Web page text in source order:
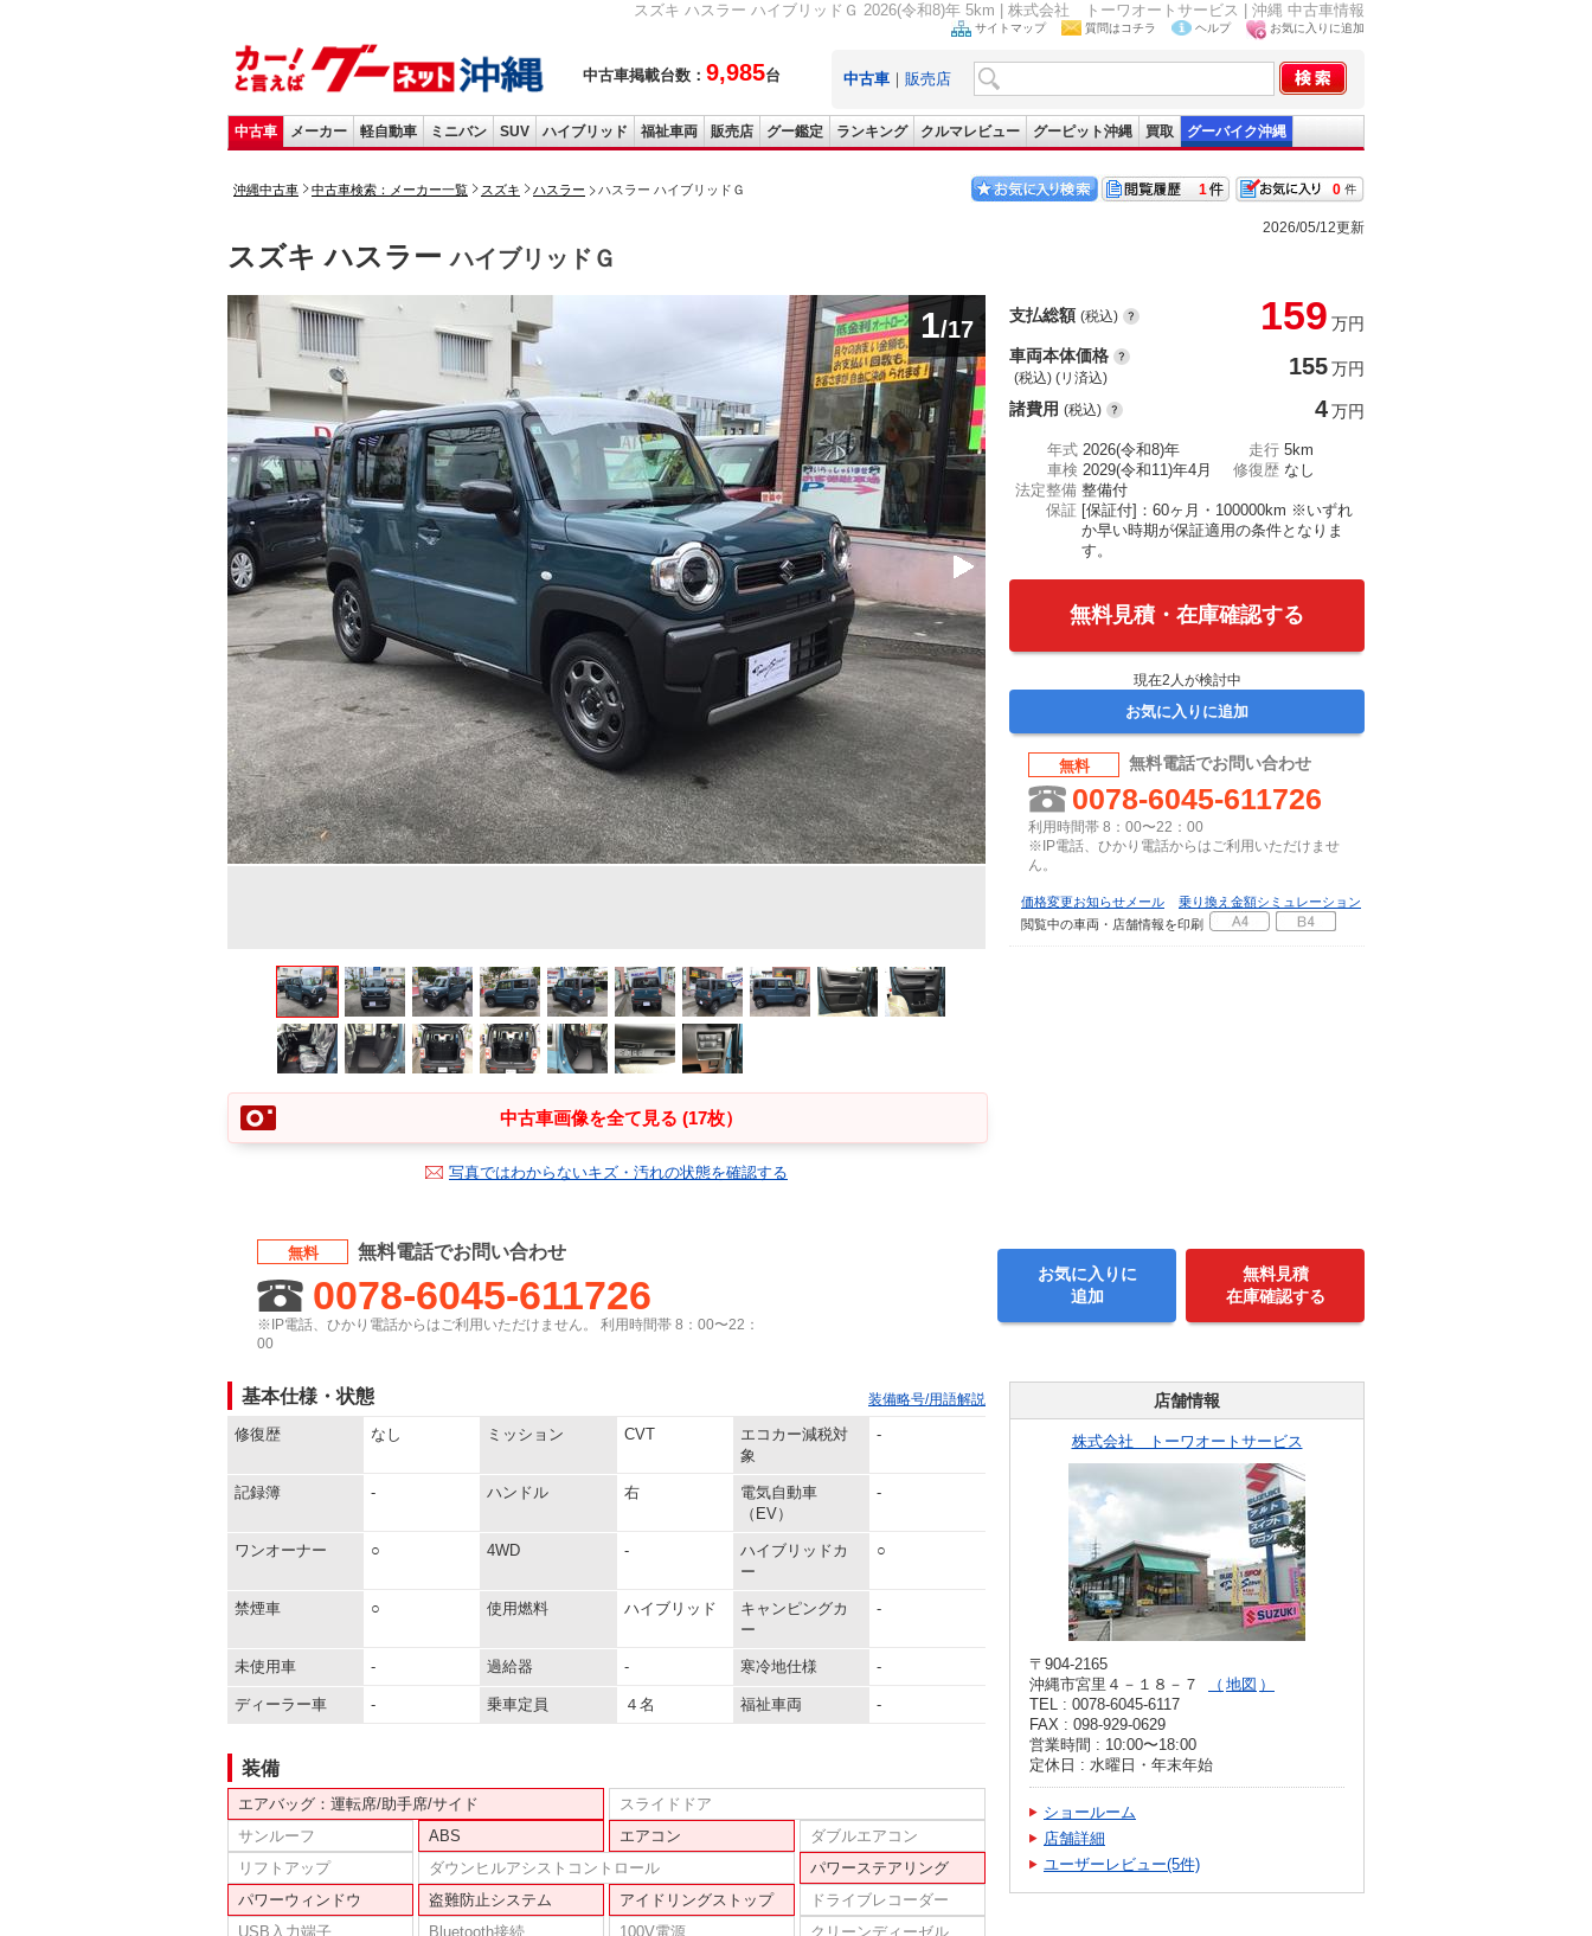
スズキ ハスラー ハイブリッドＧ 2026(令和8)年 5km | 株式会社 トーワオートサービス | 沖縄 中古車情報
中古車掲載台数： 9,985台
サイトマップ 質問はコチラ ヘルプ お気に入りに追加
中古車 ｜ 販売店
中古車 メーカー 軽自動車 ミニバン SUV ハイブリッド 福祉車両 販売店 グー鑑定 ランキング クルマレビュー グーピット沖縄 買取 グーバイク沖縄
沖縄中古車 中古車検索：メーカー一覧 スズキ ハスラー ハスラー ハイブリッドＧ 0
1
2026/05/12更新
スズキ ハスラーハイブリッドＧ
1/17
中古車画像を全て見る (17枚）
写真ではわからないキズ・汚れの状態を確認する
支払総額 (税込) 159 万円
車両本体価格
(税込) (リ済込) 155万円
諸費用 (税込) 4万円
年式 2026(令和8)年 走行 5km
車検 2029(令和11)年4月 修復歴 なし
法定整備 整備付
保証 [保証付]：60ヶ月・100000km ※いずれ
か早い時期が保証適用の条件となりま
す。
無料見積・在庫確認する
現在2 人が検討中
お気に入りに追加
無料 無料電話でお問い合わせ
0078-6045-611726
利用時間帯 8：00〜22：00
※IP電話、ひかり電話からはご利用いただけませ
ん。
価格変更お知らせメール
乗り換え金額シミュレーション
閲覧中の車両・店舗情報を印刷
無料 無料電話でお問い合わせ
0078-6045-611726
※IP電話、ひかり電話からはご利用いただけません。 利用時間帯 8：00〜22：
00
お気に入りに
追加
無料見積
在庫確認する
基本仕様・状態 装備略号/用語解説
修復歴 なし ミッション CVT
エコカー減税対
象
-
記録簿 - ハンドル 右
電気自動車
（EV）
-
ワンオーナー ○ 4WD -
ハイブリッドカ
ー
○
禁煙車 ○ 使用燃料 ハイブリッド
キャンピングカ
ー
-
未使用車 - 過給器 - 寒冷地仕様 -
ディーラー車 - 乗車定員 ４名 福祉車両 -
装備
エアバッグ：運転席/助手席/サイド
スライドドア
サンルーフ
ABS エアコン
ダブルエアコン
リフトアップ
ダウンヒルアシストコントロール
パワーステアリング
パワーウィンドウ
盗難防止システム アイドリングストップ
ドライブレコーダー
USB入力端子
Bluetooth接続 100V電源
クリーンディーゼル
店舗情報
株式会社 トーワオートサービス
〒904-2165
沖縄市宮里４－１８－７
地図
TEL : 0078-6045-6117
FAX : 098-929-0629
営業時間 : 10:00〜18:00
定休日 : 水曜日・年末年始
ショールーム
店舗詳細
ユーザーレビュー(5件)